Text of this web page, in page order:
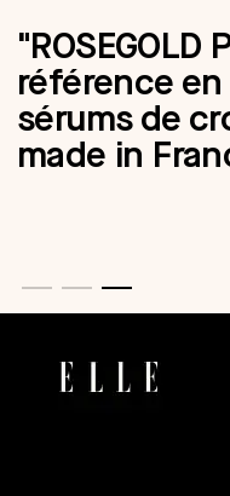
"ROSEGOLD
référence
sérums de
made in